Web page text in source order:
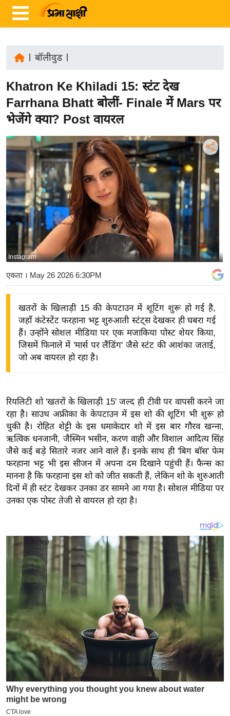
ज़ा
ख
ब
र
रा
य
अं
त
र्रा
ष्ट्री
बि
ज़
ने
द्यो
वि
शे
ष
ज्ञ
रा
य
ब
ज
ट
ल
क्रि
L
2
0
2
क्रा
इ
बॉलीवुड|
Khatron Ke Khiladi 15: स्टंट देख
Farrhana Bhatt बोलीं- Finale में Mars पर
भेजेंगे क्या? Post वायरल
Instagram
एकता । May 26 2026 6:30PM
खतरों के खिलाड़ी 15 की केपटाउन में शूटिंग शुरू हो गई है,
जहाँ कंटेस्टेंट फरहाना भट्ट शुरुआती स्टंट्स देखकर ही घबरा गई
हैं। उन्होंने सोशल मीडिया पर एक मजाकिया पोस्ट शेयर किया,
जिसमें फिनाले में 'मार्स पर लैंडिंग' जैसे स्टंट की आशंका जताई,
जो अब वायरल हो रहा है।
रियलिटी शो 'खतरों के खिलाड़ी 15' जल्द ही टीवी पर वापसी करने जा
रहा है। साउथ अफ्रीका के केपटाउन में इस शो की शूटिंग भी शुरू हो
चुकी है। रोहित शेट्टी के इस धमाकेदार शो में इस बार गौरव खन्ना,
ऋत्विक धनजानी, जैस्मिन भसीन, करण वाही और विशाल आदित्य सिंह
जैसे कई बड़े सितारे नजर आने वाले हैं। इनके साथ ही 'बिग बॉस' फेम
फरहाना भट्ट भी इस सीजन में अपना दम दिखाने पहुंची हैं। फैन्स का
मानना है कि फरहाना इस शो को जीत सकती हैं, लेकिन शो के शुरुआती
दिनों में ही स्टंट देखकर उनका डर सामने आ गया है। सोशल मीडिया पर
उनका एक पोस्ट तेजी से वायरल हो रहा है।